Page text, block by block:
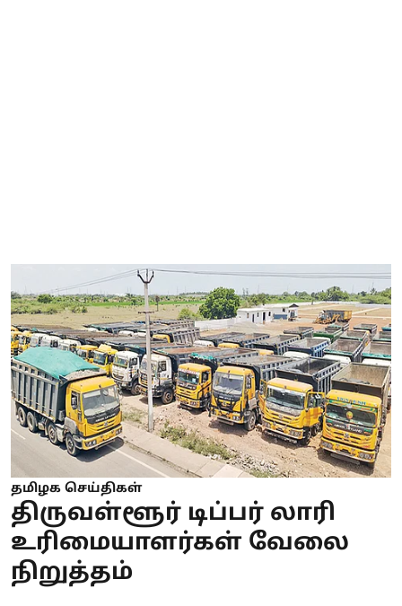
தமிழக செய்திகள்
திருவள்ளூர் டிப்பர் லாரி
உரிமையாளர்கள் வேலை
நிறுத்தம்